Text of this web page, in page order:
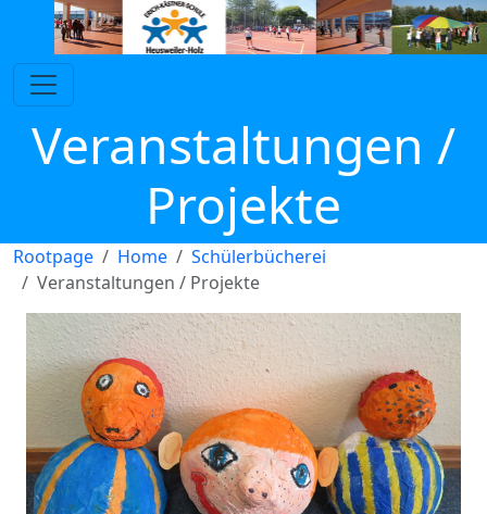
Veranstaltungen /
Projekte
Rootpage Home
Schülerbücherei
Veranstaltungen / Projekte